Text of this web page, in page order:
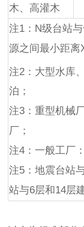
木、高灌木
注1：N级台站
源之间最小距离
注2：大型水库
泊；
注3：重型机械
厂；
注4：一般工厂
注5：地震台站
站与6层和14层